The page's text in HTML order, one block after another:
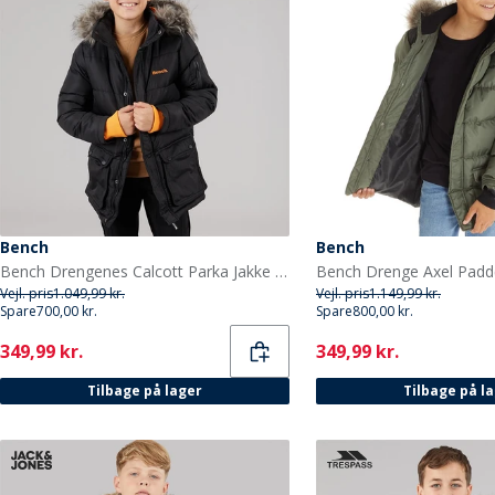
Bench
Bench Drengenes Calcott Parka Jakke Sort
Vejl. pris1.049,99 kr.
Spare700,00 kr.
Current
349,99 kr.
Tilbage på lager
Bench
Bench Drenge Axel
Vejl. pris1.149,99 kr.
Spare800,00 kr.
Current
349,99 kr.
Tilbage på